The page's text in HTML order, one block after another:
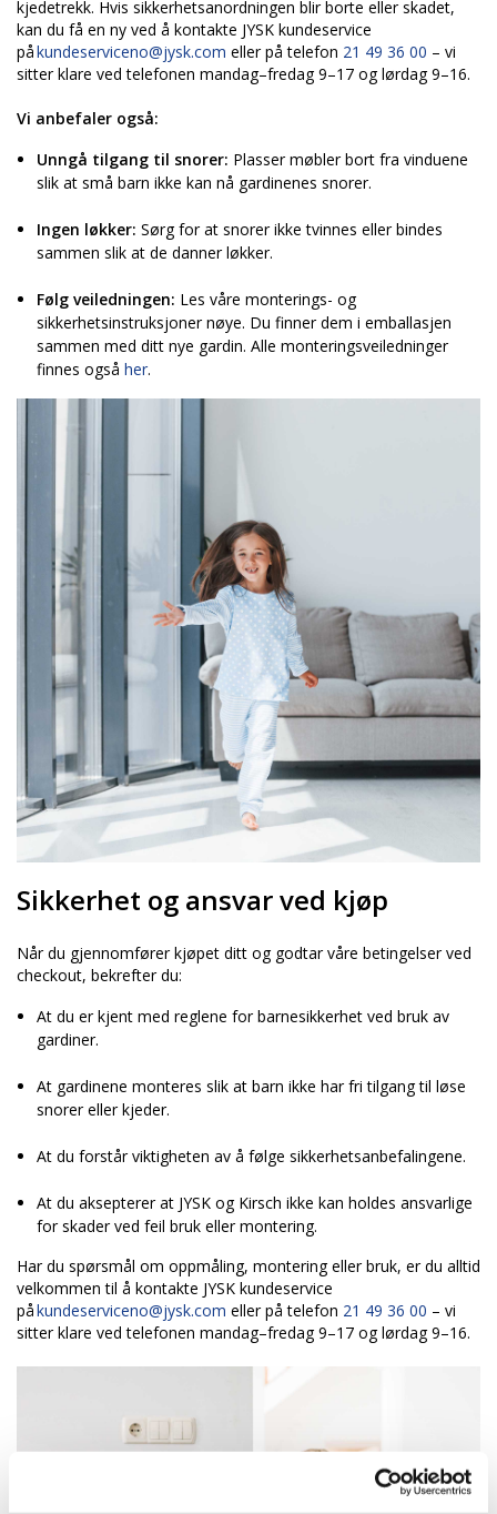
kjedetrekk. Hvis sikkerhetsanordningen blir borte eller skadet,
kan du få en ny ved å kontakte JYSK kundeservice
påkundeserviceno@jysk.com eller på telefon 21 49 36 00 – vi
sitter klare ved telefonen mandag–fredag 9–17 og lørdag 9–16.
Vi anbefaler også:
Unngå tilgang til snorer: Plasser møbler bort fra vinduene
slik at små barn ikke kan nå gardinenes snorer.
Ingen løkker: Sørg for at snorer ikke tvinnes eller bindes
sammen slik at de danner løkker.
Følg veiledningen: Les våre monterings- og
sikkerhetsinstruksjoner nøye. Du finner dem i emballasjen
sammen med ditt nye gardin. Alle monteringsveiledninger
finnes også her.
Sikkerhet og ansvar ved kjøp
Når du gjennomfører kjøpet ditt og godtar våre betingelser ved
checkout, bekrefter du:
At du er kjent med reglene for barnesikkerhet ved bruk av
gardiner.
At gardinene monteres slik at barn ikke har fri tilgang til løse
snorer eller kjeder.
At du forstår viktigheten av å følge sikkerhetsanbefalingene.
At du aksepterer at JYSK og Kirsch ikke kan holdes ansvarlige
for skader ved feil bruk eller montering.
Har du spørsmål om oppmåling, montering eller bruk, er du alltid
velkommen til å kontakte JYSK kundeservice
påkundeserviceno@jysk.com eller på telefon 21 49 36 00 – vi
sitter klare ved telefonen mandag–fredag 9–17 og lørdag 9–16.